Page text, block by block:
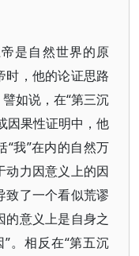
是自然世界的原
时，他的论证思路
如说，在“第三沉
因果性证明中，他
“我”在内的自然万
动力因意义上的因
致了一个看似荒谬
意义上是自身之
。相反在“第五沉